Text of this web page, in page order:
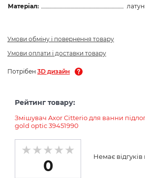
Матеріал:
Умови обміну і повернення товару
Умови оплати і доставки товару
Потрібен 3D дизайн
Рейтинг товару:
Змішувач Axor Citterio для ванни
gold optic 39451990
0
Немає